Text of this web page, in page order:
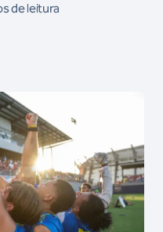
de leitura